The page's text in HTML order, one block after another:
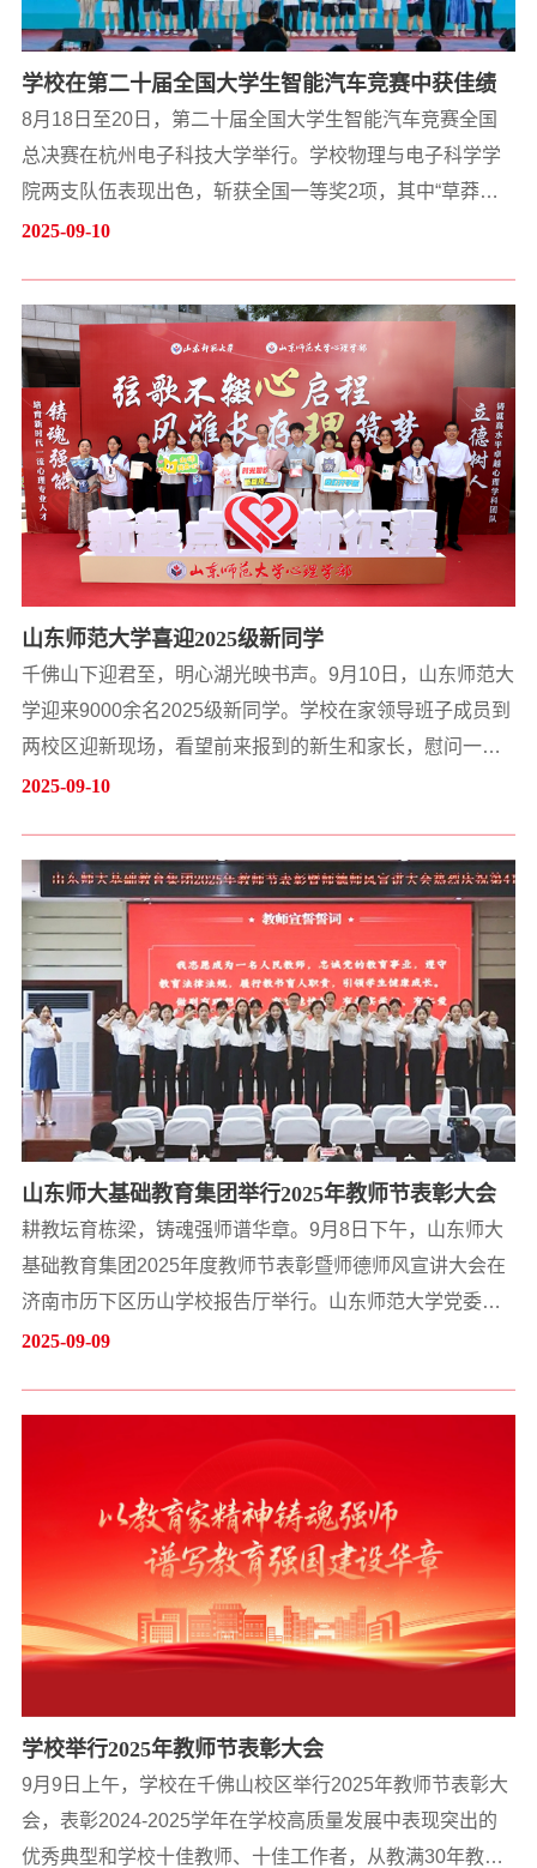
学校在第二十届全国大学生智能汽车竞赛中获佳绩
8月18日至20日，第二十届全国大学生智能汽车竞赛全国
总决赛在杭州电子科技大学举行。学校物理与电子科学学
院两支队伍表现出色，斩获全国一等奖2项，其中“草莽队”
在竞争激烈的缩微光电组中荣获一等奖第三名，实现了学
位的近百名同学参与智能汽车竞赛的系统培训与实战训
练。经过多轮选拔，最终派出11支队伍参加分区竞速赛，
获山东赛区一等奖1项、...
2025-09-10
山东师范大学喜迎2025级新同学
千佛山下迎君至，明心湖光映书声。9月10日，山东师范大
学迎来9000余名2025级新同学。学校在家领导班子成员到
两校区迎新现场，看望前来报到的新生和家长，慰问一线
工作人员，检查指导迎新工作。有关部门负责同志参加活
门、各学院（部）为迎新所做的充足准备和周到服务给予
充分肯定，要求全体工作人员在学校75周年校庆之际，在
迎新工作中展现办学底蕴、...
2025-09-10
山东师大基础教育集团举行2025年教师节表彰大会
耕教坛育栋梁，铸魂强师谱华章。9月8日下午，山东师大
基础教育集团2025年度教师节表彰暨师德师风宣讲大会在
济南市历下区历山学校报告厅举行。山东师范大学党委书
记冯继康，党委副书记许双庆出席会议，山东师大基础教
础教育集团十年的发展成就，他指出，集团十年间创办、
已经发展成为社会效益、...
2025-09-09
学校举行2025年教师节表彰大会
9月9日上午，学校在千佛山校区举行2025年教师节表彰大
会，表彰2024-2025学年在学校高质量发展中表现突出的
优秀典型和学校十佳教师、十佳工作者，从教满30年教职